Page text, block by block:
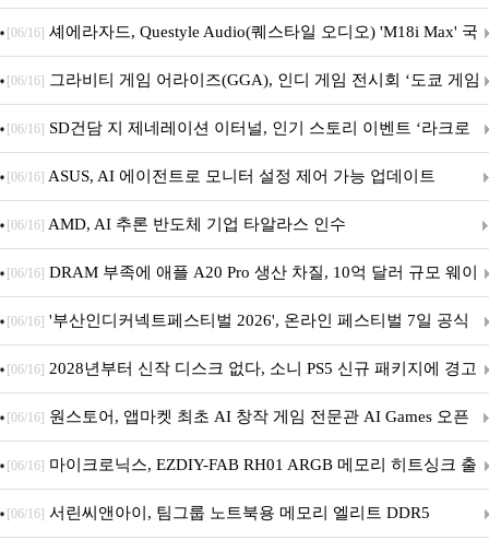
[06/16] 셰에라자드, Questyle Audio(퀘스타일 오디오) 'M18i Max' 국
내 정식 출시
[06/16] 그라비티 게임 어라이즈(GGA), 인디 게임 전시회 ‘도쿄 게임
던전 13’ 참가!
[06/16] SD건담 지 제네레이션 이터널, 인기 스토리 이벤트 ‘라크로
아의 용사’ 재개최 및 풍성한 기념 이벤트 실시!
[06/16] ASUS, AI 에이전트로 모니터 설정 제어 가능 업데이트
[06/16] AMD, AI 추론 반도체 기업 타알라스 인수
[06/16] DRAM 부족에 애플 A20 Pro 생산 차질, 10억 달러 규모 웨이
퍼 대기
[06/16] '부산인디커넥트페스티벌 2026', 온라인 페스티벌 7일 공식
개막... 22일간 진행
[06/16] 2028년부터 신작 디스크 없다, 소니 PS5 신규 패키지에 경고
문 추가
[06/16] 원스토어, 앱마켓 최초 AI 창작 게임 전문관 AI Games 오픈
[06/16] 마이크로닉스, EZDIY-FAB RH01 ARGB 메모리 히트싱크 출
시
[06/16] 서린씨앤아이, 팀그룹 노트북용 메모리 엘리트 DDR5